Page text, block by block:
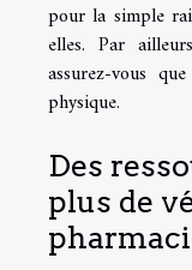
pour la simple
elles. Par
assurez-vous
physique.
Des
plus de